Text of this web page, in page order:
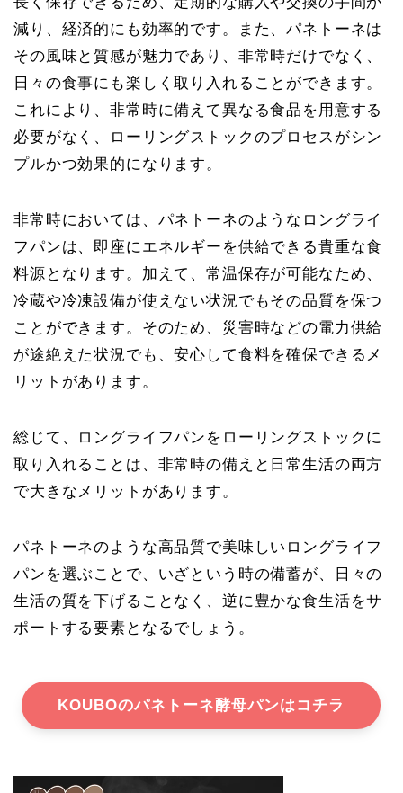
減り、経済的にも効率的です。また、パネトーネは
その風味と質感が魅力であり、非常時だけでなく、
日々の食事にも楽しく取り入れることができます。
これにより、非常時に備えて異なる食品を用意する
必要がなく、ローリングストックのプロセスがシン
プルかつ効果的になります。
非常時においては、パネトーネのようなロングライ
フパンは、即座にエネルギーを供給できる貴重な食
料源となります。加えて、常温保存が可能なため、
冷蔵や冷凍設備が使えない状況でもその品質を保つ
ことができます。そのため、災害時などの電力供給
が途絶えた状況でも、安心して食料を確保できるメ
リットがあります。
総じて、ロングライフパンをローリングストックに
取り入れることは、非常時の備えと日常生活の両方
で大きなメリットがあります。
パネトーネのような高品質で美味しいロングライフ
パンを選ぶことで、いざという時の備蓄が、日々の
生活の質を下げることなく、逆に豊かな食生活をサ
ポートする要素となるでしょう。
KOUBOのパネトーネ酵母パンはコチラ